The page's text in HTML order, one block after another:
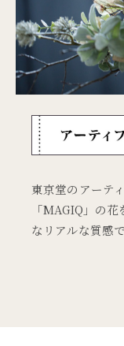
東京堂のアーテ
「MAGIQ」の
なリアルな質感で